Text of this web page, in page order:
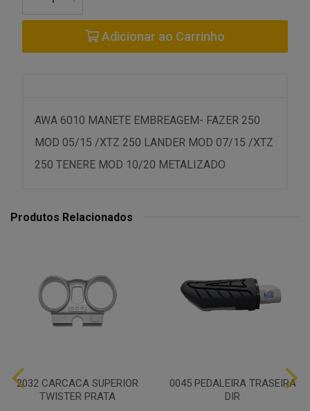
Adicionar ao Carrinho
AWA 6010 MANETE EMBREAGEM- FAZER 250
MOD 05/15 /XTZ 250 LANDER MOD 07/15 /XTZ
250 TENERE MOD 10/20 METALIZADO
Produtos Relacionados
2032 CARCACA SUPERIOR
TWISTER PRATA
0045 PEDALEIRA TRASEIRA
DIR